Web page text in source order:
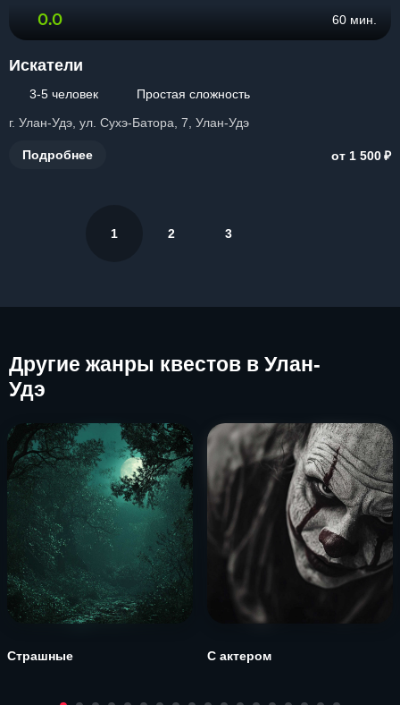
0.0 60 мин.
Искатели
3-5 человек
Простая сложность
г. Улан-Удэ, ул. Сухэ-Батора, 7, Улан-Удэ
Подробнее от 1 500₽
1 2 3
Другие жанры квестов в Улан-
Удэ
Страшные С актером